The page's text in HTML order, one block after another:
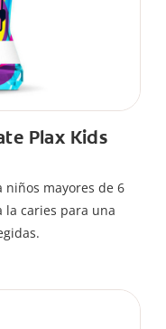
Plax Kids
niños mayores de 6
la caries para una